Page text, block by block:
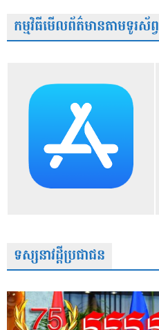
កម្មវិធីមើលព័ត៌មានតាមទូរស័ព្វ
ទស្សនាវដ្តីប្រជាជន